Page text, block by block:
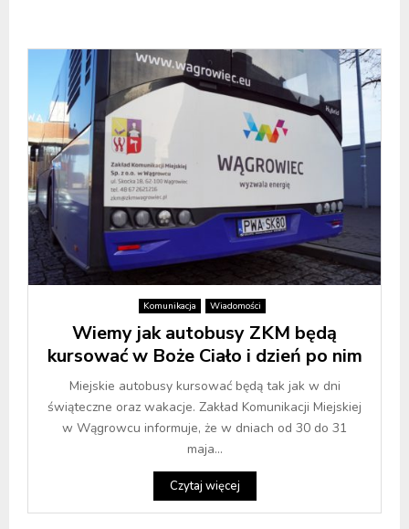
Komunikacja Wiadomości
Wiemy jak autobusy ZKM będą
kursować w Boże Ciało i dzień po nim
Miejskie autobusy kursować będą tak jak w dni
świąteczne oraz wakacje. Zakład Komunikacji Miejskiej
w Wągrowcu informuje, że w dniach od 30 do 31
maja...
Czytaj więcej